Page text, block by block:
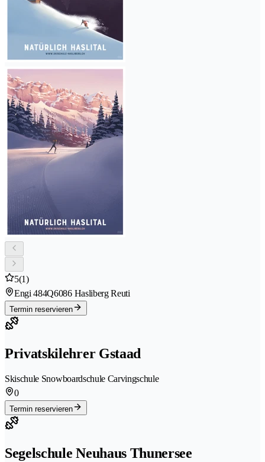
5(1)
Engi 484Q6086 Hasliberg Reuti
Termin reservieren
Privatskilehrer Gstaad
Skischule Snowboardschule Carvingschule
0
Termin reservieren
Segelschule Neuhaus Thunersee